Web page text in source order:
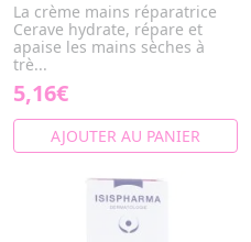
La crème mains réparatrice
Cerave hydrate, répare et
apaise les mains sèches à
trè...
5,16€
AJOUTER AU PANIER